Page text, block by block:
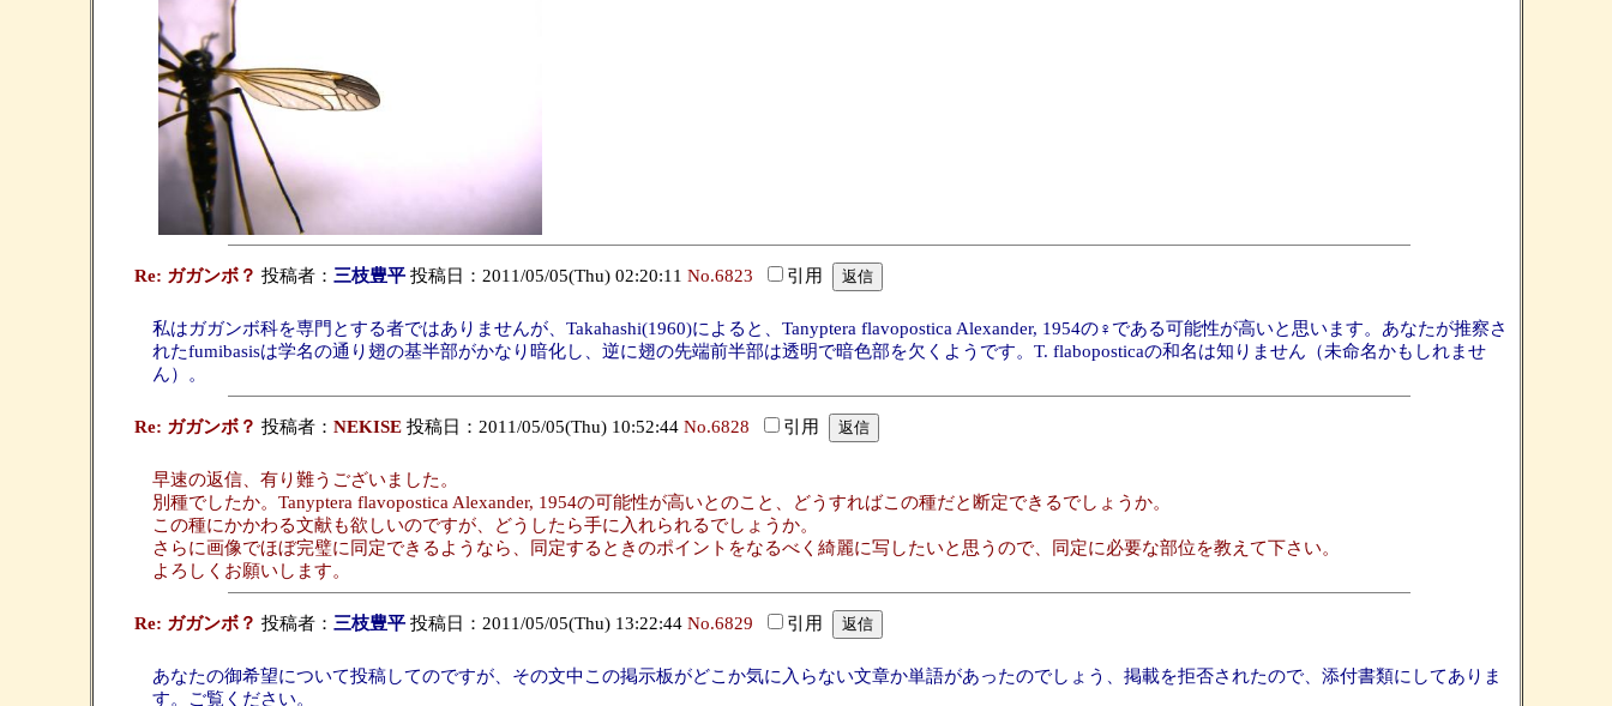
Re: ガガンボ？ 投稿者： 三枝豊平投稿日：2011/05/05(Thu) 02:20:11 No.6823 引用
私はガガンボ科を専門とする者ではありませんが、Takahashi(1960)によると、Tanyptera flavopostica Alexander, 1954の♀である可能性が高いと思います。あなたが推察さ
れたfumibasisは学名の通り翅の基半部がかなり暗化し、逆に翅の先端前半部は透明で暗色部を欠くようです。T. flaboposticaの和名は知りません（未命名かもしれませ
ん）。
Re: ガガンボ？ 投稿者： NEKISE投稿日：2011/05/05(Thu) 10:52:44 No.6828 引用
早速の返信、有り難うございました。
別種でしたか。Tanyptera flavopostica Alexander, 1954の可能性が高いとのこと、どうすればこの種だと断定できるでしょうか。
この種にかかわる文献も欲しいのですが、どうしたら手に入れられるでしょうか。
さらに画像でほぼ完璧に同定できるようなら、同定するときのポイントをなるべく綺麗に写したいと思うので、同定に必要な部位を教えて下さい。
よろしくお願いします。
Re: ガガンボ？ 投稿者： 三枝豊平投稿日：2011/05/05(Thu) 13:22:44 No.6829 引用
あなたの御希望について投稿してのですが、その文中この掲示板がどこか気に入らない文章か単語があったのでしょう、掲載を拒否されたので、添付書類にしてありま
す。ご覧ください。